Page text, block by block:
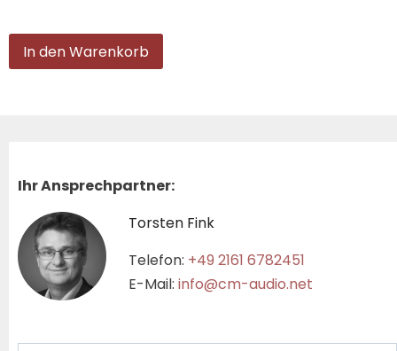
In den Warenkorb
Ihr Ansprechpartner:
Torsten Fink
Telefon: +49 2161 6782451
E-Mail: info@cm-audio.net